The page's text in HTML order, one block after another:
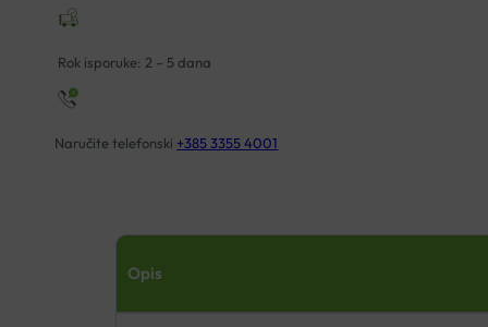
Rok isporuke: 2 – 5 dana
Naručite telefonski +385 3355 4001
Opis